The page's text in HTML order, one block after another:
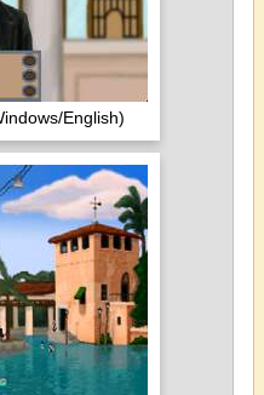
English)